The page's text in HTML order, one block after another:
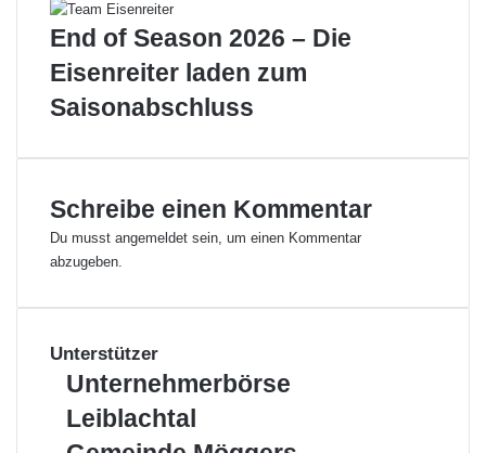
R
K
7
N
a
c
h
s
u
n
i
r
i
End of Season 2026 – Die
Eisenreiter laden zum
Saisonabschluss
Schreibe einen Kommentar
Du musst angemeldet sein, um einen Kommentar
abzugeben.
Unterstützer
U
t
e
Unternehmerbörse
Leiblachtal
G